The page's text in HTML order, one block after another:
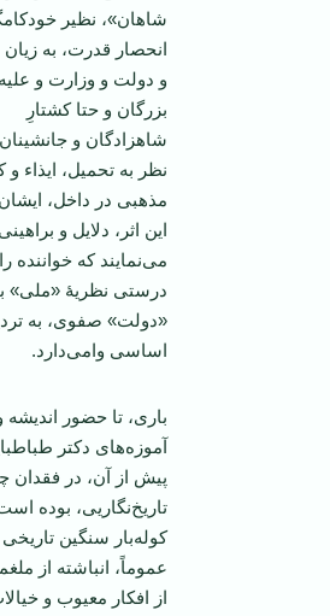
شاهان»، نظیر
انحصار قدرت، به زیان
و دولت و وزارت و علیه
بزرگان و حتا کشتارِ
شاهزادگان و
نظر به تحمیل، ایذاء و
مذهبی در داخل،
این اثر، دلایل و
می‌نمایند که خواننده
درستی نظریۀ «ملی»
«دولت» صفوی، به
اساسی وامی‌دارد.
باری، تا حضور اندیشه
آموزه‌های دکتر
پیش از آن، در فقدان
تاریخ‌نگاریی، بوده
کوله‌بار سنگین تاریخی
عموماً، انباشته از
از افکار معیوب و